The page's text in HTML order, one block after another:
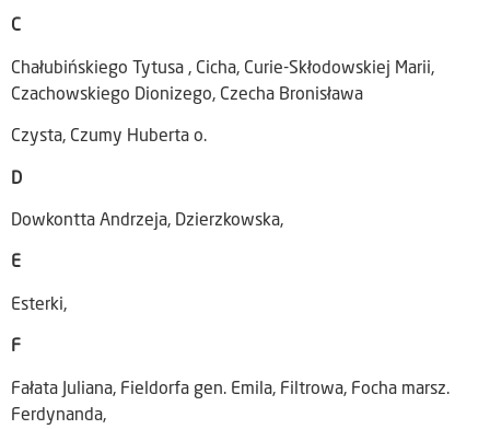
C
Chałubińskiego Tytusa , Cicha, Curie-Skłodowskiej Marii,
Czachowskiego Dionizego, Czecha Bronisława
Czysta, Czumy Huberta o.
D
Dowkontta Andrzeja, Dzierzkowska,
E
Esterki,
F
Fałata Juliana, Fieldorfa gen. Emila, Filtrowa, Focha marsz.
Ferdynanda,